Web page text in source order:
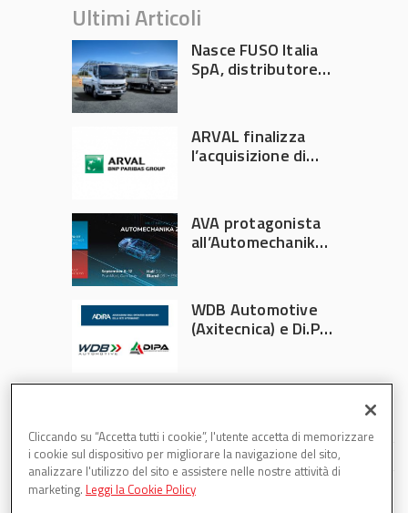
Ultimi Articoli
Nasce FUSO Italia
SpA, distributore
ARVAL finalizza
l’acquisizione di
AVA protagonista
all’Automechanika
WDB Automotive
(Axitecnica) e Di.Pa.
Cliccando su “Accetta tutti i cookie”, l'utente accetta di memorizzare
i cookie sul dispositivo per migliorare la navigazione del sito,
analizzare l'utilizzo del sito e assistere nelle nostre attività di
marketing. Leggi la Cookie Policy